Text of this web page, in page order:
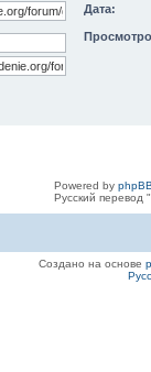
Дата:
Powered by
Русский перевод
Создано на основе